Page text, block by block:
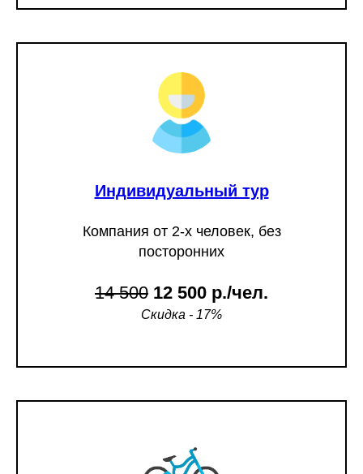
Индивидуальный тур
Компания от 2-х человек, без
посторонних
14 500 12 500 р./чел.
Скидка - 17%